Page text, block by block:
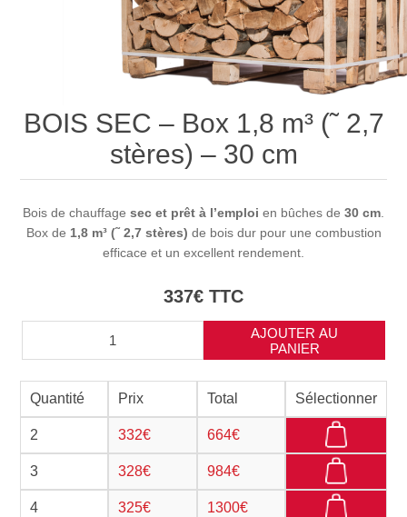
BOIS SEC – Box 1,8 m³ (˜ 2,7
stères) – 30 cm
Bois de chauffage sec et prêt à l’emploi en bûches de 30 cm
Box de 1,8 m³ (˜ 2,7 stères) de bois dur pour une combustion
efficace et un excellent rendement.
337€ TTC
AJOUTER AU
PANIER
Quantité
2
3
4
Prix
332€
328€
325€
Total
664€
984€
1300€
Sélectionner